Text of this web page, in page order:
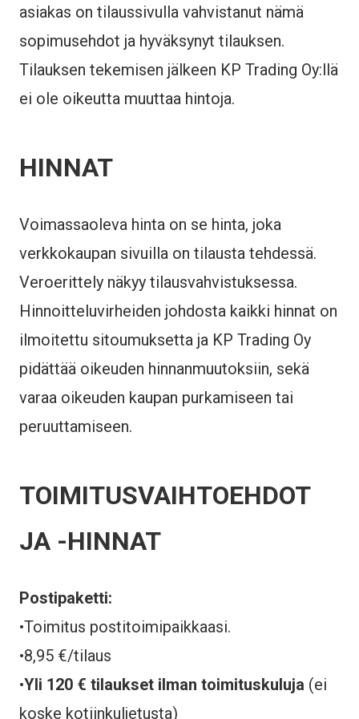
asiakas on tilaussivulla vahvistanut nämä
sopimusehdot ja hyväksynyt tilauksen.
Tilauksen tekemisen jälkeen KP Trading Oy:llä
ei ole oikeutta muuttaa hintoja.
HINNAT
Voimassaoleva hinta on se hinta, joka
verkkokaupan sivuilla on tilausta tehdessä.
Veroerittely näkyy tilausvahvistuksessa.
Hinnoitteluvirheiden johdosta kaikki hinnat on
ilmoitettu sitoumuksetta ja KP Trading Oy
pidättää oikeuden hinnanmuutoksiin, sekä
varaa oikeuden kaupan purkamiseen tai
peruuttamiseen.
TOIMITUSVAIHTOEHDOT
JA -HINNAT
Postipaketti:
•Toimitus postitoimipaikkaasi.
•8,95 €/tilaus
•Yli 120 € tilaukset ilman toimituskuluja (ei
koske kotiinkuljetusta)